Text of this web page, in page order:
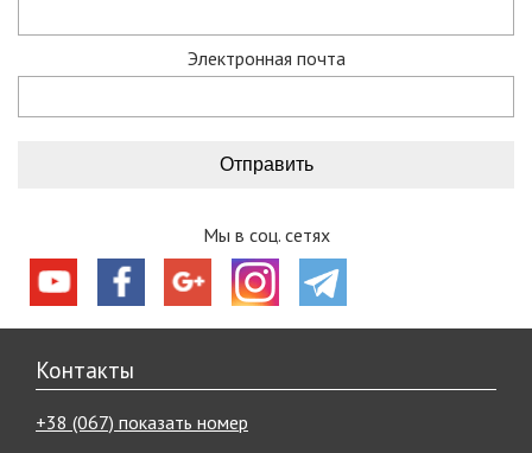
Электронная почта
Мы в соц. сетях
Контакты
+38 (067) показать номер